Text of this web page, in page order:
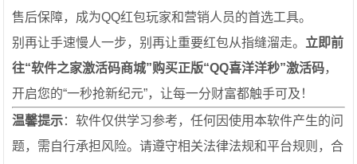
售后保障，成为QQ红包玩家和营销人员的首选工具。
别再让手速慢人一步，别再让重要红包从指缝溜走。 立即前
往“软件之家激活码商城”购买正版“QQ喜洋洋秒”激活码，
开启您的“一秒抢新纪元”，让每一分财富都触手可及！
温馨提示：软件仅供学习参考，任何因使用本软件产生的问
题，需自行承担风险。请遵守相关法律法规和平台规则，合